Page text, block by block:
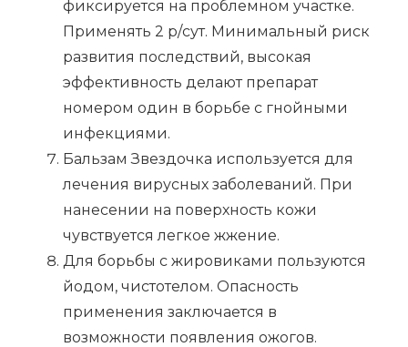
фиксируется на проблемном участке.
Применять 2 р/сут. Минимальный риск
развития последствий, высокая
эффективность делают препарат
номером один в борьбе с гнойными
инфекциями.
Бальзам Звездочка используется для
лечения вирусных заболеваний. При
нанесении на поверхность кожи
чувствуется легкое жжение.
Для борьбы с жировиками пользуются
йодом, чистотелом. Опасность
применения заключается в
возможности появления ожогов.